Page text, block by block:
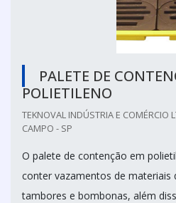
PALETE DE
POLIETILENO
TEKNOVAL INDÚSTRIA E COMÉRCIO
CAMPO - SP
O palete de contenção em
conter vazamentos de materiais
tambores e bombonas, além